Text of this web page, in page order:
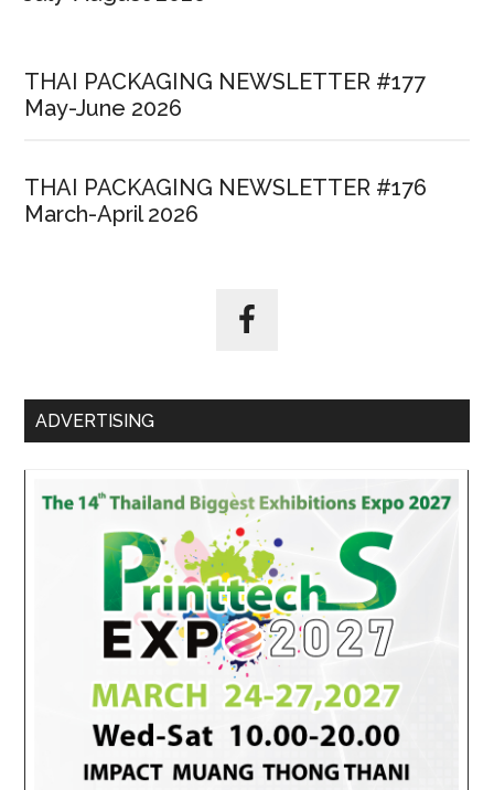
THAI PACKAGING NEWSLETTER #177
May-June 2026
THAI PACKAGING NEWSLETTER #176
March-April 2026
ADVERTISING